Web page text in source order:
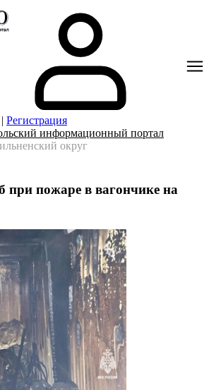
| Регистрация
информационный портал
округ
при пожаре в вагончике на